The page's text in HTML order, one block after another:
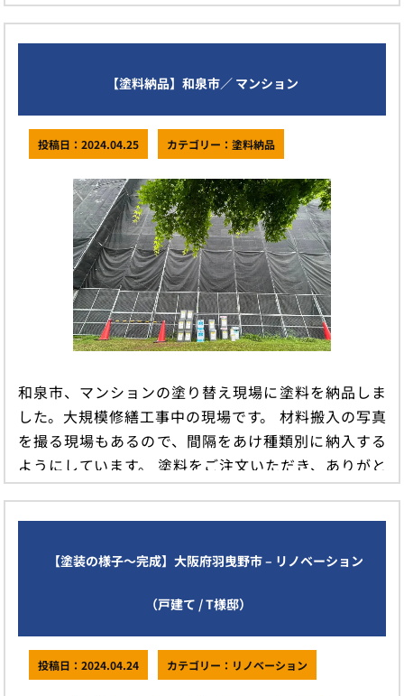
る訳ではありません&#82 […]
【塗料納品】和泉市／ マンション
投稿日：2024.04.25 カテゴリー：塗料納品
和泉市、マンションの塗り替え現場に塗料を納品しま
した。大規模修繕工事中の現場です。 材料搬入の写真
を撮る現場もあるので、間隔をあけ種類別に納入する
ようにしています。 塗料をご注文いただき、ありがと
うございました！ 大阪市 […]
【塗装の様子〜完成】大阪府羽曳野市 – リノベーション
（戸建て / T様邸）
投稿日：2024.04.24 カテゴリー：リノベーション